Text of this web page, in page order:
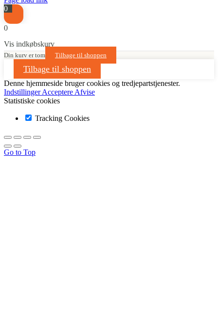
0
0
Vis indkøbskurv
Din kurv er tom Tilbage til shoppen
Tilbage til shoppen
Denne hjemmeside bruger cookies og tredjepartstjenester.
IndstillingerAcceptere Afvise
Statistiske cookies
Tracking Cookies
Go to Top